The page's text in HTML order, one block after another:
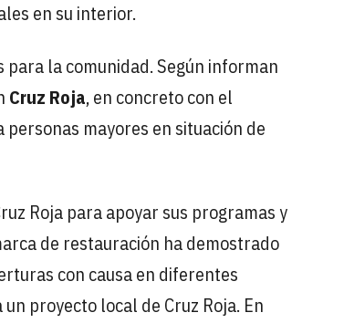
en su interior.
la comunidad. Según informan
Cruz Roja, en concreto con el
mayores en situación de
Roja para apoyar sus programas y
de restauración ha demostrado
con causa en diferentes
proyecto local de Cruz Roja. En